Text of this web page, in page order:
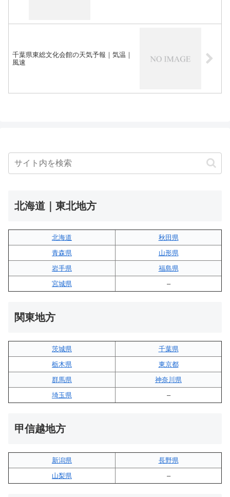
千葉県東総文化会館の天気予報｜気温｜
風速
北海道｜東北地方
北海道
秋田県
青森県
山形県
岩手県
福島県
宮城県
–
関東地方
茨城県
千葉県
栃木県
東京都
群馬県
神奈川県
埼玉県
–
甲信越地方
新潟県
長野県
山梨県
–